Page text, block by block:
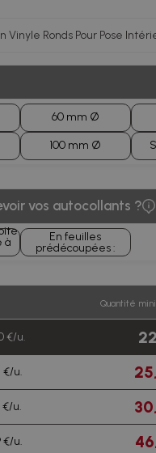
Vinyle Ronds Pour Pose
60 mm Ø
100 mm Ø
vos autocollants ?
à
En feuilles
prédécoupées :
Quantité
€/u.
€/u.
€/u.
€/u.